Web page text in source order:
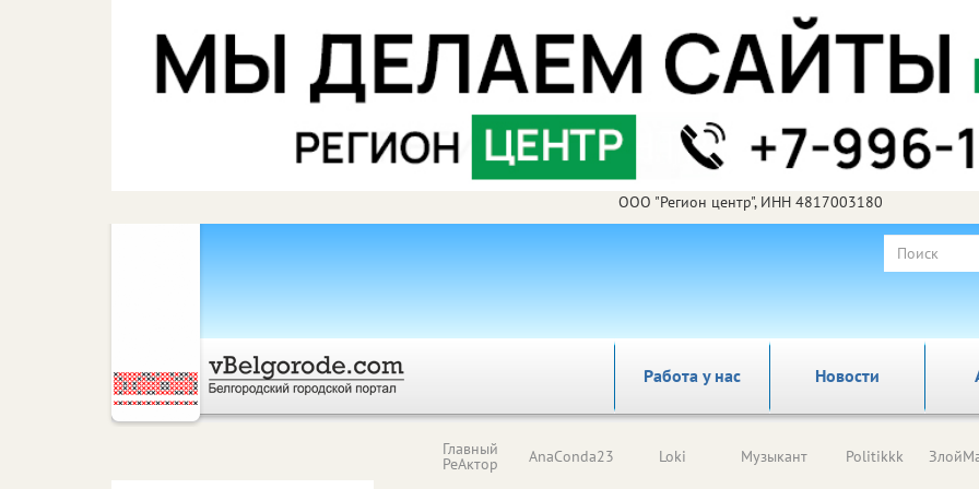
ООО "Регион центр", ИНН 4817003180
Работа у нас Новости
Главный
РеАктор AnaConda23 Loki Музыкант Politikkk